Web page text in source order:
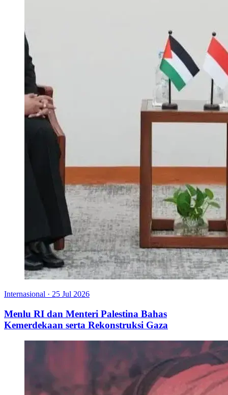
Internasional · 25 Jul 2026
Menlu RI dan Menteri Palestina Bahas
Kemerdekaan serta Rekonstruksi Gaza